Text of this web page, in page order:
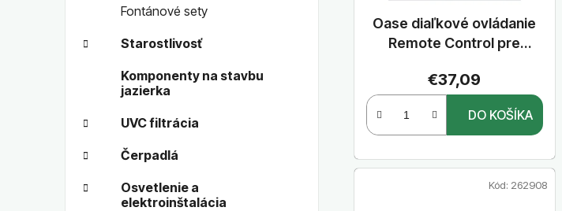
Fontánové sety
Starostlivosť
Komponenty na stavbu
jazierka
UVC filtrácia
Čerpadlá
Osvetlenie a
elektroinštalácia
Oase diaľkové ovládanie
Remote Control pre
Quintet
€37,09
DO KOŠÍKA
Kód: 262908